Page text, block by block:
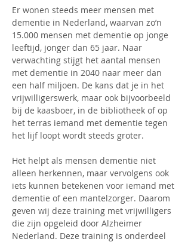
Er wonen steeds meer mensen met
dementie in Nederland, waarvan zo’n
15.000 mensen met dementie op jonge
leeftijd, jonger dan 65 jaar. Naar
verwachting stijgt het aantal mensen
met dementie in 2040 naar meer dan
een half miljoen. De kans dat je in het
vrijwilligerswerk, maar ook bijvoorbeeld
bij de kaasboer, in de bibliotheek of op
het terras iemand met dementie tegen
het lijf loopt wordt steeds groter.
Het helpt als mensen dementie niet
alleen herkennen, maar vervolgens ook
iets kunnen betekenen voor iemand met
dementie of een mantelzorger. Daarom
geven wij deze training met vrijwilligers
die zijn opgeleid door Alzheimer
Nederland. Deze training is onderdeel